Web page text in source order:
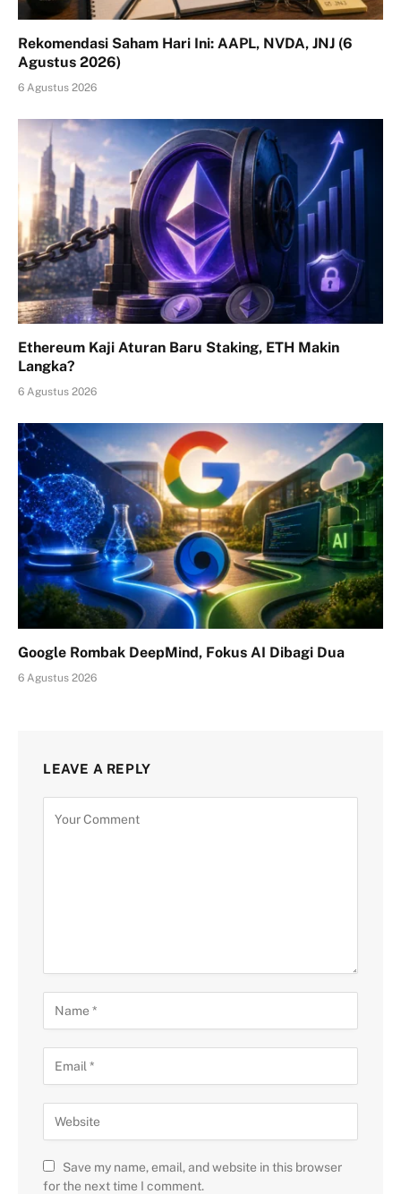
Rekomendasi Saham Hari Ini: AAPL, NVDA, JNJ (6
Agustus 2026)
6 Agustus 2026
Ethereum Kaji Aturan Baru Staking, ETH Makin
Langka?
6 Agustus 2026
Google Rombak DeepMind, Fokus AI Dibagi Dua
6 Agustus 2026
LEAVE A REPLY
Save my name, email, and website in this browser
for the next time I comment.